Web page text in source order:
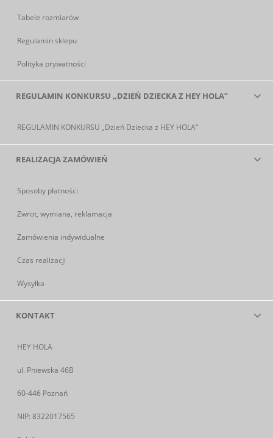
Tabele rozmiarów
Regulamin sklepu
Polityka prywatności
REGULAMIN KONKURSU „DZIEŃ DZIECKA Z HEY HOLA”
REGULAMIN KONKURSU „Dzień Dziecka z HEY HOLA”
REALIZACJA ZAMÓWIEŃ
Sposoby płatności
Zwrot, wymiana, reklamacja
Zamówienia indywidualne
Czas realizacji
Wysyłka
KONTAKT
HEY HOLA
ul. Pniewska 46B
60-446 Poznań
NIP: 8322017565